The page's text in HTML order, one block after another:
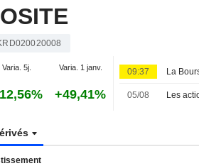
Varia. 5j. Varia. 1 janv.
+49,41%
09:37
05/08